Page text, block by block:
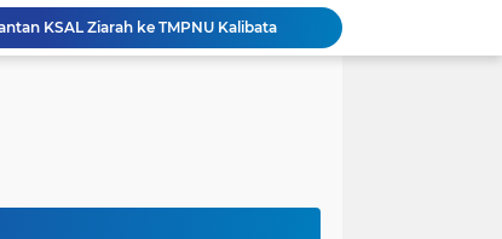
KSAL Ziarah ke TMPNU Kalibata
Pemkot Jakarta Barat Bagikan Ribuan Bendera Merah Putih Sambut HUT Ke-81 RI